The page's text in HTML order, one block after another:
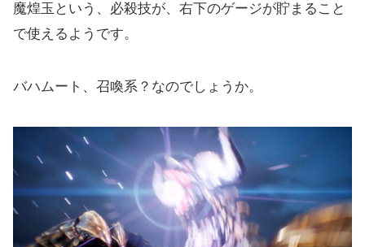
魔煌玉という、必殺技が、右下のゲージが貯まること
で使えるようです。
バハムート、召喚系？なのでしょうか。